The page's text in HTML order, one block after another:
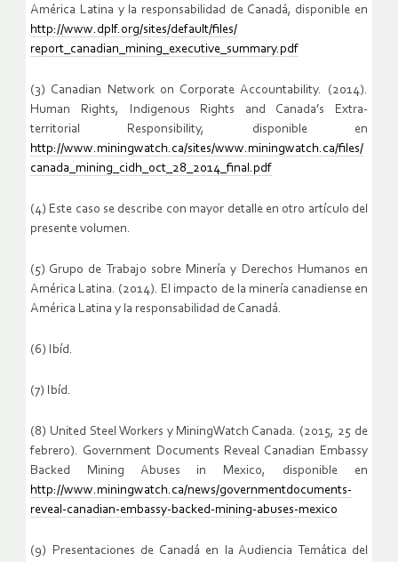
América Latina y la responsabilidad de Canadá, disponible en
http://www.dplf.org/sites/default/files/
report_canadian_mining_executive_summary.pdf
(3) Canadian Network on Corporate Accountability. (2014).
Human Rights, Indigenous Rights and Canada’s Extra-
territorial Responsibility, disponible en
http://www.miningwatch.ca/sites/www.miningwatch.ca/files/
canada_mining_cidh_oct_28_2014_final.pdf
(4) Este caso se describe con mayor detalle en otro artículo del
presente volumen.
(5) Grupo de Trabajo sobre Minería y Derechos Humanos en
América Latina. (2014). El impacto de la minería canadiense en
América Latina y la responsabilidad de Canadá.
(6) Ibíd.
(7) Ibíd.
(8) United Steel Workers y MiningWatch Canada. (2015, 25 de
febrero). Government Documents Reveal Canadian Embassy
Backed Mining Abuses in Mexico, disponible en
http://www.miningwatch.ca/news/governmentdocuments-
reveal-canadian-embassy-backed-mining-abuses-mexico
(9) Presentaciones de Canadá en la Audiencia Temática del